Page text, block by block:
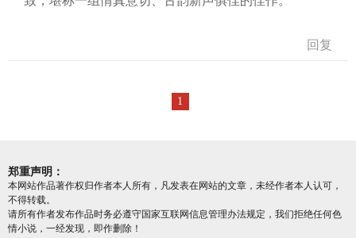
回复
1
郑重声明：
本网站作品著作权归作者本人所有，凡发表在网站的文章，未经作者本人认可，
不得转载。
请所有作者发布作品时务必遵守国家互联网信息管理办法规定，我们拒绝任何色
情小说，一经发现，即作删除！